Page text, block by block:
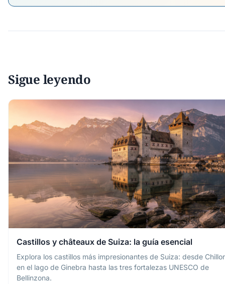
Sigue leyendo
Castillos y châteaux de Suiza: la guía esencial
Explora los castillos más impresionantes de Suiza: desde
en el lago de Ginebra hasta las tres fortalezas UNESCO de
Bellinzona.